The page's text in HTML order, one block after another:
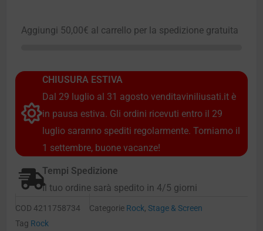
Aggiungi 50,00€ al carrello per la spedizione gratuita
CHIUSURA ESTIVA
Dal 29 luglio al 31 agosto venditaviniliusati.it è
in pausa estiva. Gli ordini ricevuti entro il 29
luglio saranno spediti regolarmente. Torniamo il
1 settembre, buone vacanze!
Tempi Spedizione
Il tuo ordine sarà spedito in 4/5 giorni
COD 4211758734 Categorie Rock, Stage & Screen
Tag Rock